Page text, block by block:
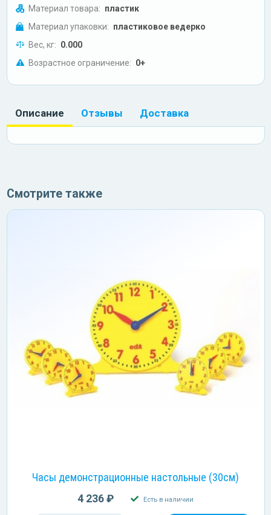
Материал товара: пластик
Материал упаковки: пластиковое ведерко
Вес, кг: 0.000
Возрастное ограничение: 0+
Описание Отзывы Доставка
Смотрите также
Часы демонстрационные настольные (30см)
4 236 ₽ Есть в наличии